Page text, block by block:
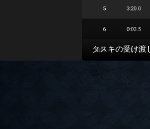
タスキの受け渡